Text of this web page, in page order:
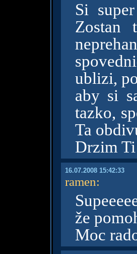
Si
Zostan
ublizi,
aby si
tazko,
Ta
Drzim
16.07.2008 15:42:33
ramen:
že
Moc